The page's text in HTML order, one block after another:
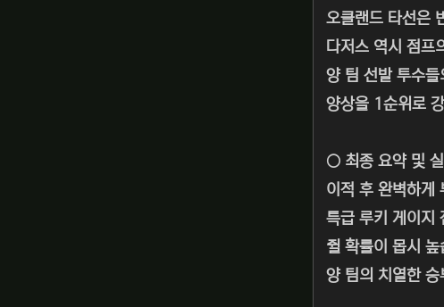
오클랜드 타선은
다저스 역시 점프
양 팀 선발 투수
양상을 1순위로
○ 최종 요약 및
이적 후 완벽하게
특급 루키 게이지
쥘 확률이 몹시 높
양 팀의 치열한